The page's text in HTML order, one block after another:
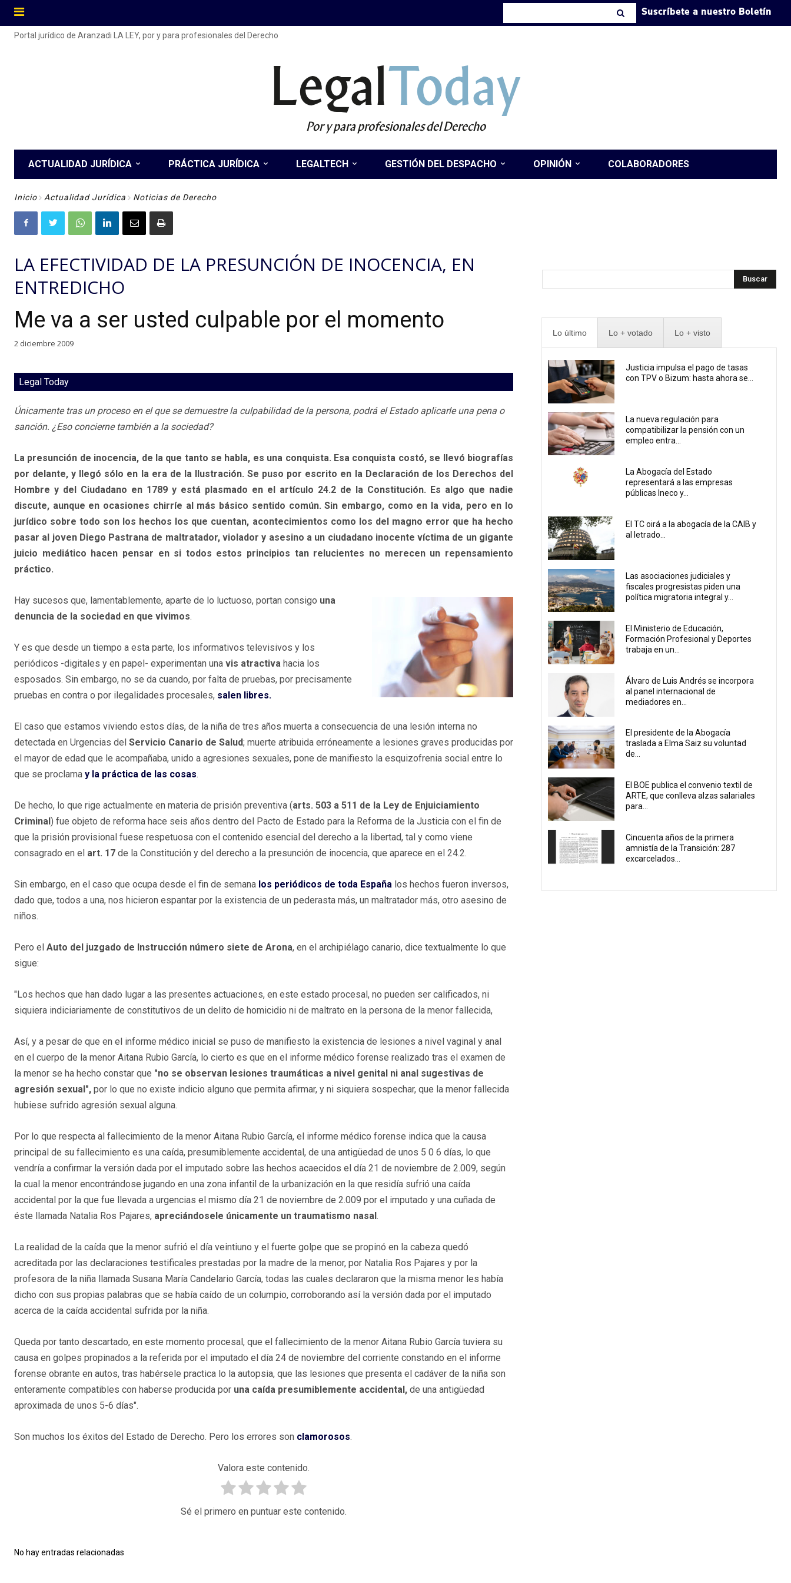
Suscríbete a nuestro Boletín
Portal jurídico de Aranzadi LA LEY, por y para profesionales del Derecho
LegalToday
Por y para profesionales del Derecho
ACTUALIDAD JURÍDICA PRÁCTICA JURÍDICA LEGALTECH GESTIÓN DEL DESPACHO OPINIÓN COLABORADORES
Inicio Actualidad Jurídica Noticias de Derecho
LA EFECTIVIDAD DE LA PRESUNCIÓN DE INOCENCIA, EN
ENTREDICHO
Me va a ser usted culpable por el momento
2 diciembre 2009
Legal Today
Únicamente tras un proceso en el que se demuestre la culpabilidad de la persona, podrá el Estado aplicarle una pena o
sanción. ¿Eso concierne también a la sociedad?
La presunción de inocencia, de la que tanto se habla, es una conquista. Esa conquista costó, se llevó biografías
por delante, y llegó sólo en la era de la Ilustración. Se puso por escrito en la Declaración de los Derechos del
Hombre y del Ciudadano en 1789 y está plasmado en el artículo 24.2 de la Constitución. Es algo que nadie
discute, aunque en ocasiones chirríe al más básico sentido común. Sin embargo, como en la vida, pero en lo
jurídico sobre todo son los hechos los que cuentan, acontecimientos como los del magno error que ha hecho
pasar al joven Diego Pastrana de maltratador, violador y asesino a un ciudadano inocente víctima de un gigante
juicio mediático hacen pensar en si todos estos principios tan relucientes no merecen un repensamiento
práctico.
Hay sucesos que, lamentablemente, aparte de lo luctuoso, portan consigo una
denuncia de la sociedad en que vivimos.
Y es que desde un tiempo a esta parte, los informativos televisivos y los
periódicos -digitales y en papel- experimentan una vis atractiva hacia los
esposados. Sin embargo, no se da cuando, por falta de pruebas, por precisamente
pruebas en contra o por ilegalidades procesales, salen libres.
El caso que estamos viviendo estos días, de la niña de tres años muerta a consecuencia de una lesión interna no
detectada en Urgencias del Servicio Canario de Salud; muerte atribuida erróneamente a lesiones graves producidas por
el mayor de edad que le acompañaba, unido a agresiones sexuales, pone de manifiesto la esquizofrenia social entre lo
que se proclama y la práctica de las cosas.
De hecho, lo que rige actualmente en materia de prisión preventiva (arts. 503 a 511 de la Ley de Enjuiciamiento
Criminal ) fue objeto de reforma hace seis años dentro del Pacto de Estado para la Reforma de la Justicia con el fin de
que la prisión provisional fuese respetuosa con el contenido esencial del derecho a la libertad, tal y como viene
consagrado en el art. 17 de la Constitución y del derecho a la presunción de inocencia, que aparece en el 24.2.
Sin embargo, en el caso que ocupa desde el fin de semana los periódicos de toda España los hechos fueron inversos,
dado que, todos a una, nos hicieron espantar por la existencia de un pederasta más, un maltratador más, otro asesino de
niños.
Pero el Auto del juzgado de Instrucción número siete de Arona, en el archipiélago canario, dice textualmente lo que
sigue:
"Los hechos que han dado lugar a las presentes actuaciones, en este estado procesal, no pueden ser calificados, ni
siquiera indiciariamente de constitutivos de un delito de homicidio ni de maltrato en la persona de la menor fallecida,
Así, y a pesar de que en el informe médico inicial se puso de manifiesto la existencia de lesiones a nivel vaginal y anal
en el cuerpo de la menor Aitana Rubio García, lo cierto es que en el informe médico forense realizado tras el examen de
la menor se ha hecho constar que "no se observan lesiones traumáticas a nivel genital ni anal sugestivas de
agresión sexual", por lo que no existe indicio alguno que permita afirmar, y ni siquiera sospechar, que la menor fallecida
hubiese sufrido agresión sexual alguna.
Por lo que respecta al fallecimiento de la menor Aitana Rubio García, el informe médico forense indica que la causa
principal de su fallecimiento es una caída, presumiblemente accidental, de una antigüedad de unos 5 0 6 días, lo que
vendría a confirmar la versión dada por el imputado sobre las hechos acaecidos el día 21 de noviembre de 2.009, según
la cual la menor encontrándose jugando en una zona infantil de la urbanización en la que residía sufrió una caída
accidental por la que fue llevada a urgencias el mismo día 21 de noviembre de 2.009 por el imputado y una cuñada de
éste llamada Natalia Ros Pajares, apreciándosele únicamente un traumatismo nasal .
La realidad de la caída que la menor sufrió el día veintiuno y el fuerte golpe que se propinó en la cabeza quedó
acreditada por las declaraciones testificales prestadas por la madre de la menor, por Natalia Ros Pajares y por la
profesora de la niña llamada Susana María Candelario García, todas las cuales declararon que la misma menor les había
dicho con sus propias palabras que se había caído de un columpio, corroborando así la versión dada por el imputado
acerca de la caída accidental sufrida por la niña.
Queda por tanto descartado, en este momento procesal, que el fallecimiento de la menor Aitana Rubio García tuviera su
causa en golpes propinados a la referida por el imputado el día 24 de noviembre del corriente constando en el informe
forense obrante en autos, tras habérsele practica lo la autopsia, que las lesiones que presenta el cadáver de la niña son
enteramente compatibles con haberse producida por una caída presumiblemente accidental, de una antigüedad
aproximada de unos 5-6 días".
Son muchos los éxitos del Estado de Derecho. Pero los errores son clamorosos.
Valora este contenido.
Sé el primero en puntuar este contenido.
No hay entradas relacionadas
Buscar
Lo último Lo + votado Lo + visto
Justicia impulsa el pago de tasas
con TPV o Bizum: hasta ahora se...
La nueva regulación para
compatibilizar la pensión con un
empleo entra...
La Abogacía del Estado
representará a las empresas
públicas Ineco y...
El TC oirá a la abogacía de la CAIB y
al letrado...
Las asociaciones judiciales y
fiscales progresistas piden una
política migratoria integral y...
El Ministerio de Educación,
Formación Profesional y Deportes
trabaja en un...
Álvaro de Luis Andrés se incorpora
al panel internacional de
mediadores en...
El presidente de la Abogacía
traslada a Elma Saiz su voluntad
de...
El BOE publica el convenio textil de
ARTE, que conlleva alzas salariales
para...
Cincuenta años de la primera
amnistía de la Transición: 287
excarcelados...